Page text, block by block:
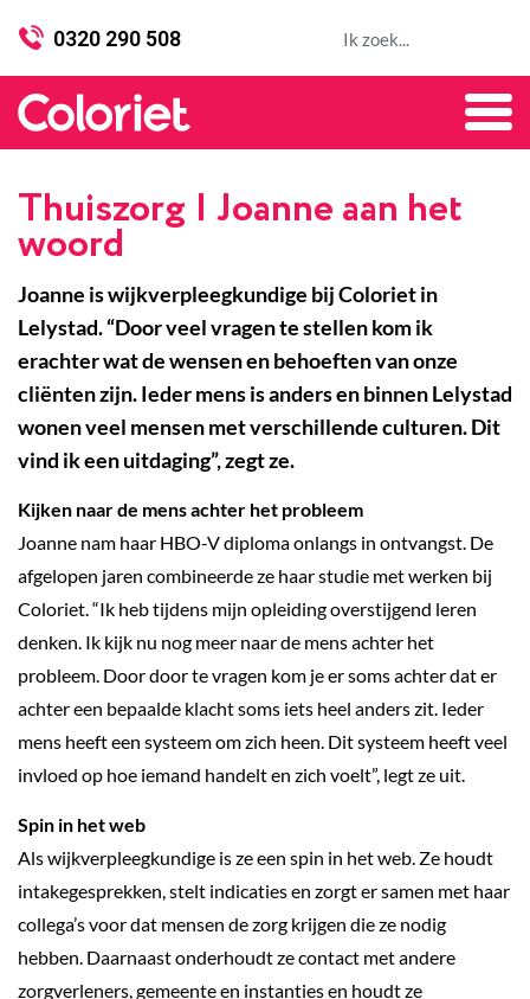
0320 290 508
Thuiszorg | Joanne aan het
woord
Joanne is wijkverpleegkundige bij Coloriet in
Lelystad. “Door veel vragen te stellen kom ik
erachter wat de wensen en behoeften van onze
cliënten zijn. Ieder mens is anders en binnen Lelystad
wonen veel mensen met verschillende culturen. Dit
vind ik een uitdaging”, zegt ze.
Kijken naar de mens achter het probleem
Joanne nam haar HBO-V diploma onlangs in ontvangst. De
afgelopen jaren combineerde ze haar studie met werken bij
Coloriet. “Ik heb tijdens mijn opleiding overstijgend leren
denken. Ik kijk nu nog meer naar de mens achter het
probleem. Door door te vragen kom je er soms achter dat er
achter een bepaalde klacht soms iets heel anders zit. Ieder
mens heeft een systeem om zich heen. Dit systeem heeft veel
invloed op hoe iemand handelt en zich voelt”, legt ze uit.
Spin in het web
Als wijkverpleegkundige is ze een spin in het web. Ze houdt
intakegesprekken, stelt indicaties en zorgt er samen met haar
collega’s voor dat mensen de zorg krijgen die ze nodig
hebben. Daarnaast onderhoudt ze contact met andere
zorgverleners, gemeente en instanties en houdt ze